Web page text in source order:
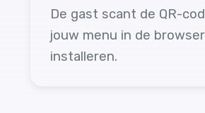
De gast scant de QR-
jouw menu in de
installeren.